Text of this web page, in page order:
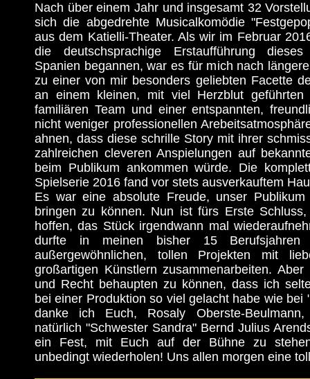
Nach über einem Jahr und insgesamt 32
sich die abgedrehte Musicalkomödie
aus dem Katielli-Theater. Als wir im Februar
die deutschsprachige Erstaufführung
Spanien begannen, war es für mich nach
zu einer von mir besonders geliebten Facette
an einem kleinen, mit viel Herzblut geführten
familiären Team und einer entspannten,
nicht weniger professionellen
ahnen, dass diese schrille Story mit ihrer
zahlreichen cleveren Anspielungen auf
beim Publikum ankommen würde. Die
Spielserie 2016 fand vor stets ausverkauftem
Es war eine absolute Freude, unser
bringen zu können. Nun ist fürs Erste
hoffen, das Stück irgendwann mal
durfte in meinen bisher 15
außergewöhnlichen, tollen Projekten mit
großartigen Künstlern zusammenarbeiten.
und Recht behaupten zu können, dass ich
bei einer Produktion so viel gelacht habe wie bei
danke ich Euch, Rosaly Oberste-
natürlich "Schwester Sandra" Bernd Julius
ein Fest, mit Euch auf der Bühne zu
unbedingt wiederholen! Uns allen morgen eine